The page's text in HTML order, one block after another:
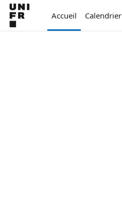
Passer au contenu principal
Accueil
Calendrier